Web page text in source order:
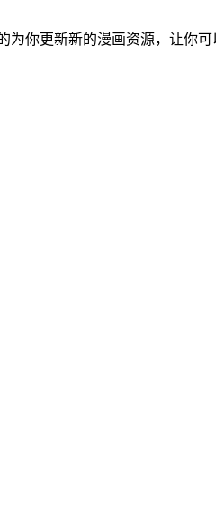
你更新新的漫画资源，让你